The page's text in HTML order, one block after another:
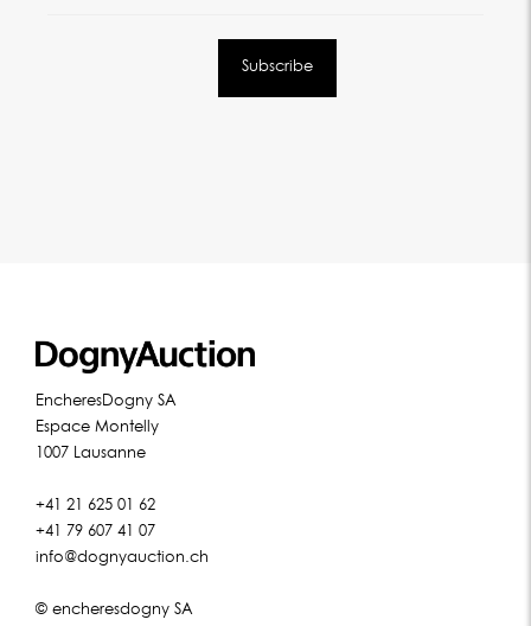
EncheresDogny SA
Espace Montelly
1007 Lausanne
+41 21 625 01 62
+41 79 607 41 07
info@dognyauction.ch
© encheresdogny SA